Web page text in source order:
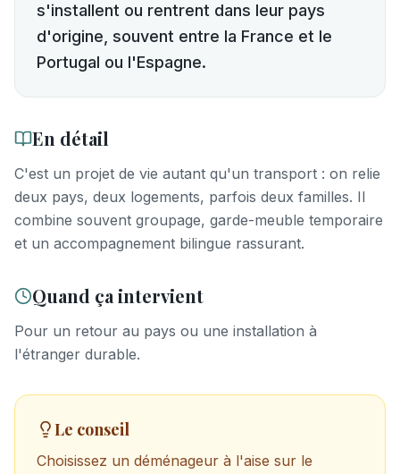
s'installent ou rentrent dans leur pays
d'origine, souvent entre la France et le
Portugal ou l'Espagne.
En détail
C'est un projet de vie autant qu'un transport : on relie
deux pays, deux logements, parfois deux familles. Il
combine souvent groupage, garde-meuble temporaire
et un accompagnement bilingue rassurant.
Quand ça intervient
Pour un retour au pays ou une installation à
l'étranger durable.
Le conseil
Choisissez un déménageur à l'aise sur le